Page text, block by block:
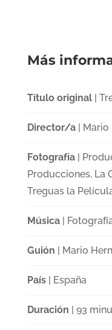
Más
Título original|
Director/a| Mario
Fotografía|
Producciones, La
Treguas la
Música|
Guión | Mario
País| España
Duración | 93